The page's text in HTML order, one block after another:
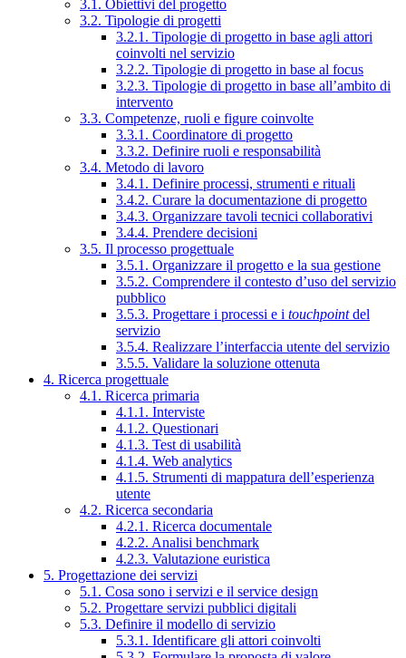
3.1. Obiettivi del progetto
3.2. Tipologie di progetti
3.2.1. Tipologie di progetto in base agli attori
coinvolti nel servizio
3.2.2. Tipologie di progetto in base al focus
3.2.3. Tipologie di progetto in base all’ambito di
intervento
3.3. Competenze, ruoli e figure coinvolte
3.3.1. Coordinatore di progetto
3.3.2. Definire ruoli e responsabilità
3.4. Metodo di lavoro
3.4.1. Definire processi, strumenti e rituali
3.4.2. Curare la documentazione di progetto
3.4.3. Organizzare tavoli tecnici collaborativi
3.4.4. Prendere decisioni
3.5. Il processo progettuale
3.5.1. Organizzare il progetto e la sua gestione
3.5.2. Comprendere il contesto d’uso del servizio
pubblico
3.5.3. Progettare i processi e i touchpointdel
servizio
3.5.4. Realizzare l’interfaccia utente del servizio
3.5.5. Validare la soluzione ottenuta
4. Ricerca progettuale
4.1. Ricerca primaria
4.1.1. Interviste
4.1.2. Questionari
4.1.3. Test di usabilità
4.1.4. Web analytics
4.1.5. Strumenti di mappatura dell’esperienza
utente
4.2. Ricerca secondaria
4.2.1. Ricerca documentale
4.2.2. Analisi benchmark
4.2.3. Valutazione euristica
5. Progettazione dei servizi
5.1. Cosa sono i servizi e il service design
5.2. Progettare servizi pubblici digitali
5.3. Definire il modello di servizio
5.3.1. Identificare gli attori coinvolti